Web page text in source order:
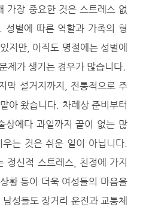
가장 중요한 것은 스트레스 없
성별에 따른 역할과 가족의 형
지만, 아직도 명절에는 성별에
제가 생기는 경우가 많습니다.
막 설거지까지, 전통적으로 주
아 왔습니다. 차례상 준비부터
상에다 과일까지 끝이 없는 많
는 것은 쉬운 일이 아닙니다.
정신적 스트레스, 친정에 가지
황 등이 더욱 여성들의 마음을
성들도 장거리 운전과 교통체